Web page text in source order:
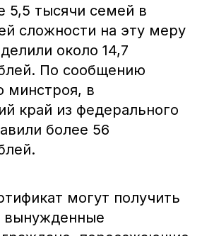
5,5 тысячи семей в
сложности на эту меру
около 14,7
По сообщению
минстроя, в
край из федерального
более 56
могут получить
вынужденные